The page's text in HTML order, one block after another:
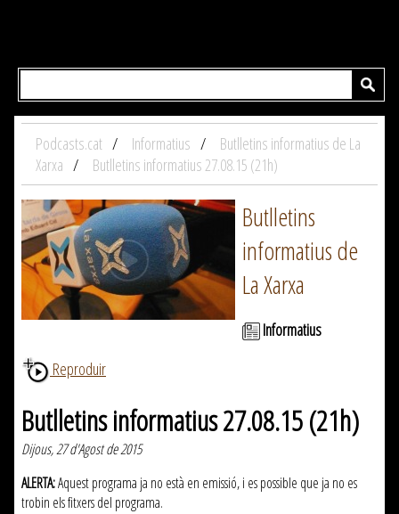
Podcasts.cat Informatius
Butlletins informatius de La
Xarxa
Butlletins informatius 27.08.15 (21h)
Butlletins
informatius de
La Xarxa
Informatius
Reproduir
Butlletins informatius 27.08.15 (21h)
Dijous, 27 d'Agost de 2015
ALERTA:Aquest programa ja no està en emissió, i es possible que ja no es
trobin els fitxers del programa.